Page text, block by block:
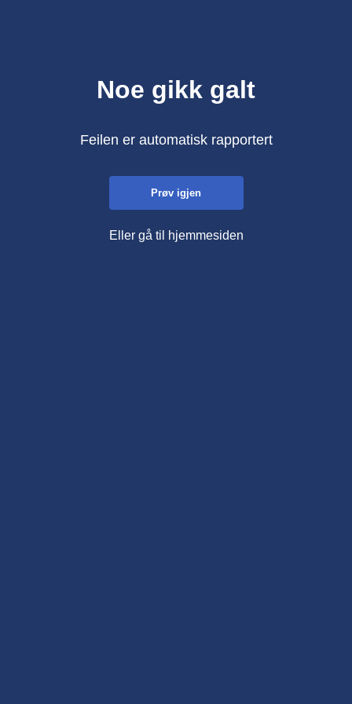
Noe gikk galt
Feilen er automatisk rapportert
Prøv igjen
Eller gå til hjemmesiden